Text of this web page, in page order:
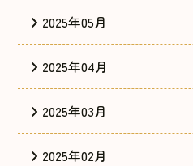
2025年05月
2025年04月
2025年03月
2025年02月